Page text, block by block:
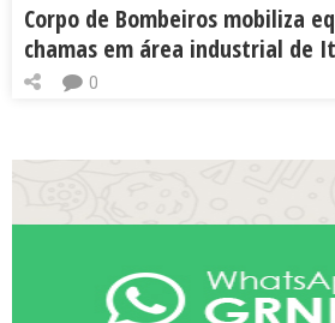
Corpo de Bombeiros mobiliza
chamas em área industrial de
0